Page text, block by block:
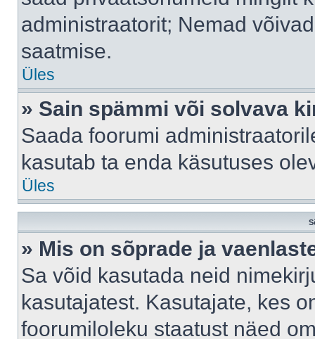
administraatorit; Nemad
saatmise.
Üles
» Sain spämmi või solvava
Saada foorumi
kasutab ta enda käsutuses
Üles
» Mis on sõprade ja
Sa võid kasutada neid
kasutajatest. Kasutajate, kes
foorumiloleku staatust näed